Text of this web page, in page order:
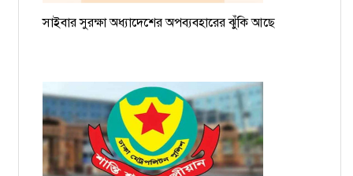
সাইবার সুরক্ষা অধ্যাদেশের অপব্যবহারের ঝুঁকি আছে